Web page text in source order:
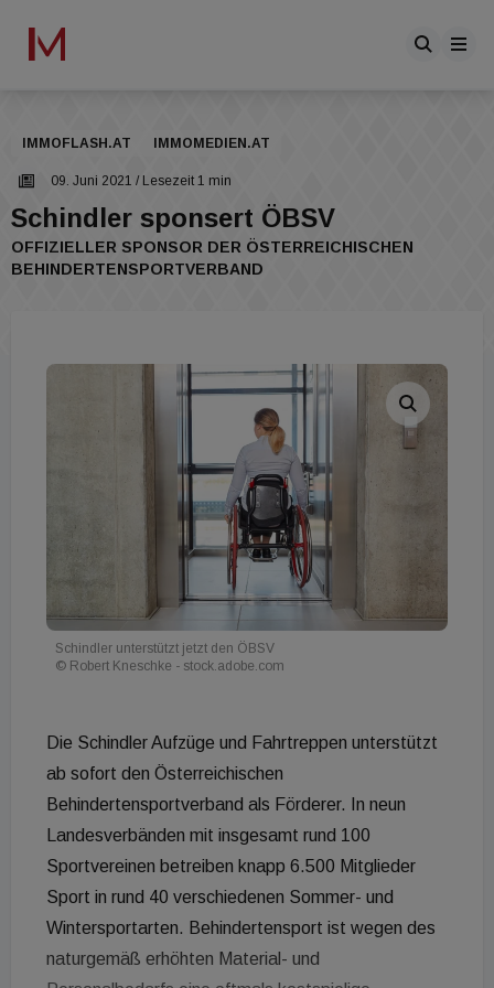
IMMOFLASH.AT IMMOMEDIEN.AT
09. Juni 2021 / Lesezeit 1 min
Schindler sponsert ÖBSV
OFFIZIELLER SPONSOR DER ÖSTERREICHISCHEN
BEHINDERTENSPORTVERBAND
Schindler unterstützt jetzt den ÖBSV
© Robert Kneschke - stock.adobe.com
Die Schindler Aufzüge und Fahrtreppen unterstützt
ab sofort den Österreichischen
Behindertensportverband als Förderer. In neun
Landesverbänden mit insgesamt rund 100
Sportvereinen betreiben knapp 6.500 Mitglieder
Sport in rund 40 verschiedenen Sommer- und
Wintersportarten. Behindertensport ist wegen des
naturgemäß erhöhten Material- und